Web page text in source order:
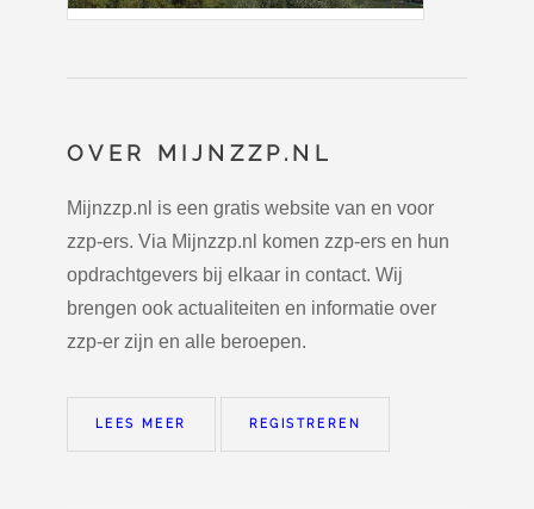
OVER MIJNZZP.NL
Mijnzzp.nl is een gratis website van en voor
zzp-ers. Via Mijnzzp.nl komen zzp-ers en hun
opdrachtgevers bij elkaar in contact. Wij
brengen ook actualiteiten en informatie over
zzp-er zijn en alle beroepen.
LEES MEER REGISTREREN